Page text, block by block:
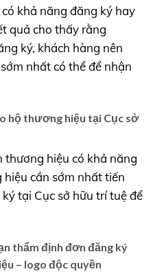
khả năng đăng ký hay
quả cho thấy rằng
ký, khách hàng nên
nhất có thể để nhận
hộ thương hiệu tại Cục sở
thương hiệu có khả năng
cần sớm nhất tiến
tại Cục sở hữu trí tuệ để
thẩm định đơn đăng ký
– logo độc quyền